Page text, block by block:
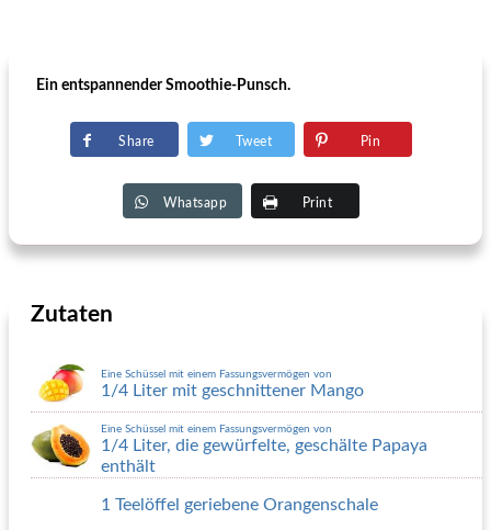
Ein entspannender Smoothie-Punsch.
Share Tweet Pin
Whatsapp Print
Zutaten
Eine Schüssel mit einem Fassungsvermögen von
1/4 Liter mit geschnittener Mango
Eine Schüssel mit einem Fassungsvermögen von
1/4 Liter, die gewürfelte, geschälte Papaya
enthält
1 Teelöffel geriebene Orangenschale